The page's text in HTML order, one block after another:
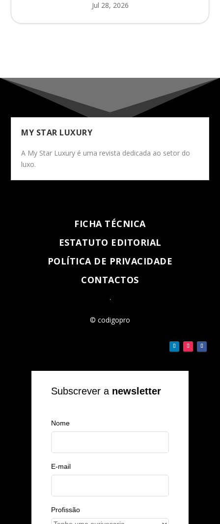
Jul 28, 2026
MY STAR LUXURY
A My Star Luxury é uma revista dedicada ao setor do
luxo.
FICHA TÉCNICA
ESTATUTO EDITORIAL
POLÍTICA DE PRIVACIDADE
CONTACTOS
.
© codigopro
Subscrever a newsletter
Nome
E-mail
Profissão